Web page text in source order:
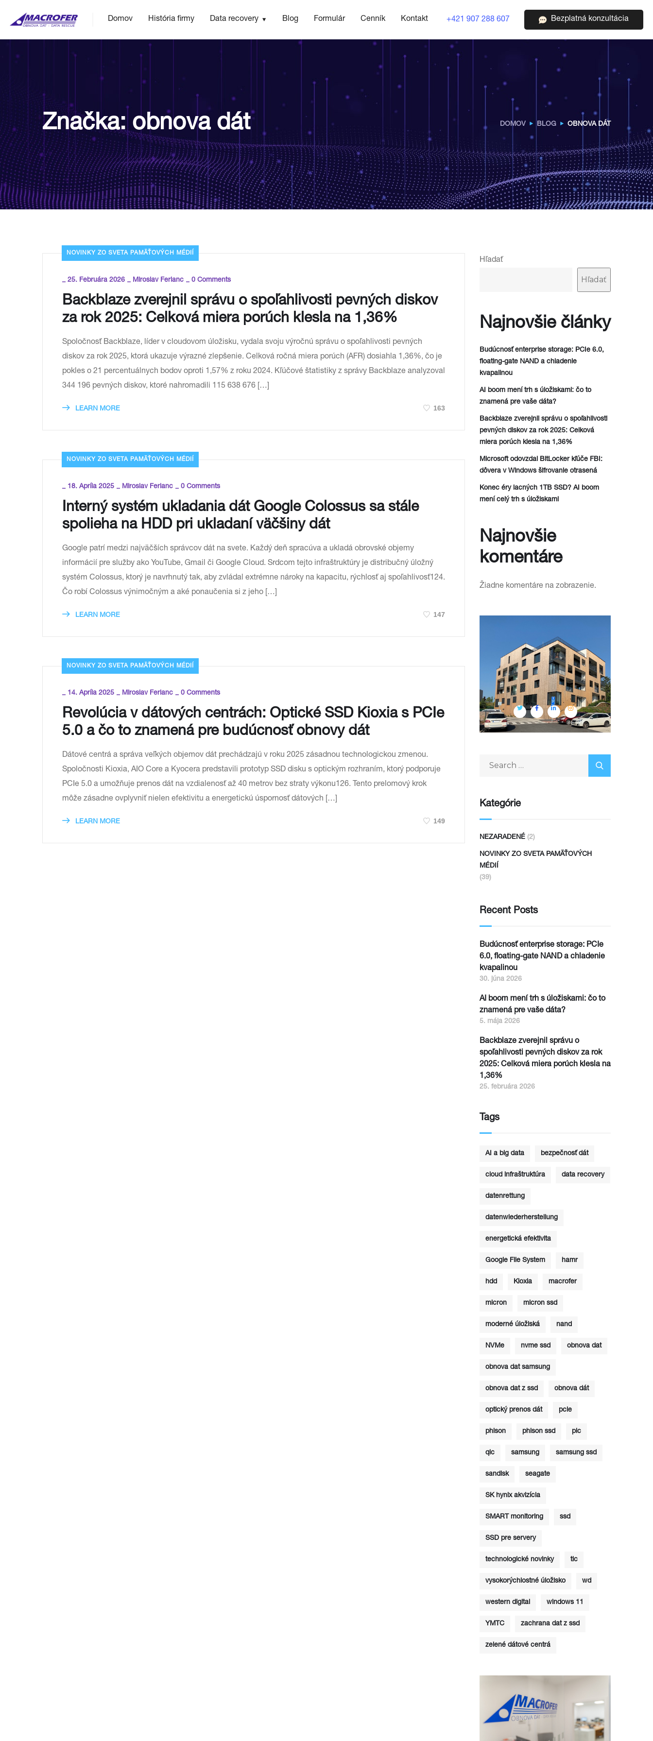
Domov História firmy Data recovery Blog Formulár Cenník Kontakt +421 907 288 607 Bezplatná konzultácia
Značka: obnova dát DOMOV BLOG OBNOVA DÁT
NOVINKY ZO SVETA PAMÄŤOVÝCH MÉDIÍ
_ 25. Februára 2026 _ Miroslav Ferianc _ 0 Comments
Backblaze zverejnil správu o spoľahlivosti pevných diskov
za rok 2025: Celková miera porúch klesla na 1,36%
Spoločnosť Backblaze, líder v cloudovom úložisku, vydala svoju výročnú správu o spoľahlivosti pevných
diskov za rok 2025, ktorá ukazuje výrazné zlepšenie. Celková ročná miera porúch (AFR) dosiahla 1,36%, čo je
pokles o 21 percentuálnych bodov oproti 1,57% z roku 2024. Kľúčové štatistiky z správy Backblaze analyzoval
344 196 pevných diskov, ktoré nahromadili 115 638 676 […]
LEARN MORE 163
NOVINKY ZO SVETA PAMÄŤOVÝCH MÉDIÍ
_ 18. Apríla 2025 _ Miroslav Ferianc _ 0 Comments
Interný systém ukladania dát Google Colossus sa stále
spolieha na HDD pri ukladaní väčšiny dát
Google patrí medzi najväčších správcov dát na svete. Každý deň spracúva a ukladá obrovské objemy
informácií pre služby ako YouTube, Gmail či Google Cloud. Srdcom tejto infraštruktúry je distribučný úložný
systém Colossus, ktorý je navrhnutý tak, aby zvládal extrémne nároky na kapacitu, rýchlosť aj spoľahlivosť124.
Čo robí Colossus výnimočným a aké ponaučenia si z jeho […]
LEARN MORE 147
NOVINKY ZO SVETA PAMÄŤOVÝCH MÉDIÍ
_ 14. Apríla 2025 _ Miroslav Ferianc _ 0 Comments
Revolúcia v dátových centrách: Optické SSD Kioxia s PCIe
5.0 a čo to znamená pre budúcnosť obnovy dát
Dátové centrá a správa veľkých objemov dát prechádzajú v roku 2025 zásadnou technologickou zmenou.
Spoločnosti Kioxia, AIO Core a Kyocera predstavili prototyp SSD disku s optickým rozhraním, ktorý podporuje
PCIe 5.0 a umožňuje prenos dát na vzdialenosť až 40 metrov bez straty výkonu126. Tento prelomový krok
môže zásadne ovplyvniť nielen efektivitu a energetickú úspornosť dátových […]
LEARN MORE 149
Hľadať
Hľadať
Najnovšie články
Budúcnosť enterprise storage: PCIe 6.0,
floating-gate NAND a chladenie
kvapalinou
AI boom mení trh s úložiskami: čo to
znamená pre vaše dáta?
Backblaze zverejnil správu o spoľahlivosti
pevných diskov za rok 2025: Celková
miera porúch klesla na 1,36%
Microsoft odovzdal BitLocker kľúče FBI:
dôvera v Windows šifrovanie otrasená
Konec éry lacných 1TB SSD? AI boom
mení celý trh s úložiskami
Najnovšie
komentáre
Žiadne komentáre na zobrazenie.
Kategórie
NEZARADENÉ (2)
NOVINKY ZO SVETA PAMÄŤOVÝCH
MÉDIÍ
(39)
Recent Posts
Budúcnosť enterprise storage: PCIe
6.0, floating-gate NAND a chladenie
kvapalinou
30. júna 2026
AI boom mení trh s úložiskami: čo to
znamená pre vaše dáta?
5. mája 2026
Backblaze zverejnil správu o
spoľahlivosti pevných diskov za rok
2025: Celková miera porúch klesla na
1,36%
25. februára 2026
Tags
AI a big data bezpečnosť dát
cloud infraštruktúra data recovery
datenrettung
datenwiederherstellung
energetická efektivita
Google File System hamr
hdd Kioxia macrofer
micron micron ssd
moderné úložiská nand
NVMe nvme ssd obnova dat
obnova dat samsung
obnova dat z ssd obnova dát
optický prenos dát pcie
phison phison ssd plc
qlc samsung samsung ssd
sandisk seagate
SK hynix akvizícia
SMART monitoring ssd
SSD pre servery
technologické novinky tlc
vysokorýchlostné úložisko wd
western digital windows 11
YMTC zachrana dat z ssd
zelené dátové centrá